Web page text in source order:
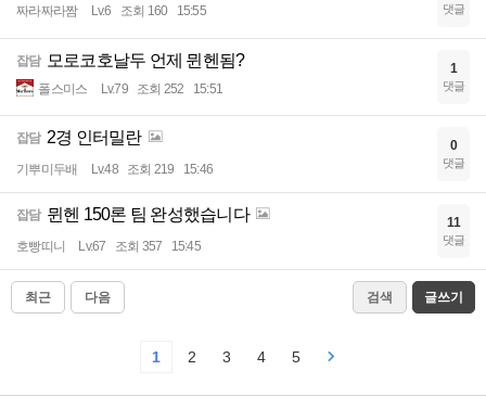
짜라짜라짬 Lv.6 조회 160 15:55 댓글
잡담 모로코호날두 언제 뮌헨됨?
폴스미스 Lv.79 조회 252 15:51
1
댓글
잡담 2경 인터밀란
기뿌미두배 Lv.48 조회 219 15:46
0
댓글
잡담 뮌헨 150론 팀 완성했습니다
호빵띠니 Lv.67 조회 357 15:45
11
댓글
최근 다음 검색 글쓰기
1 2 3 4 5